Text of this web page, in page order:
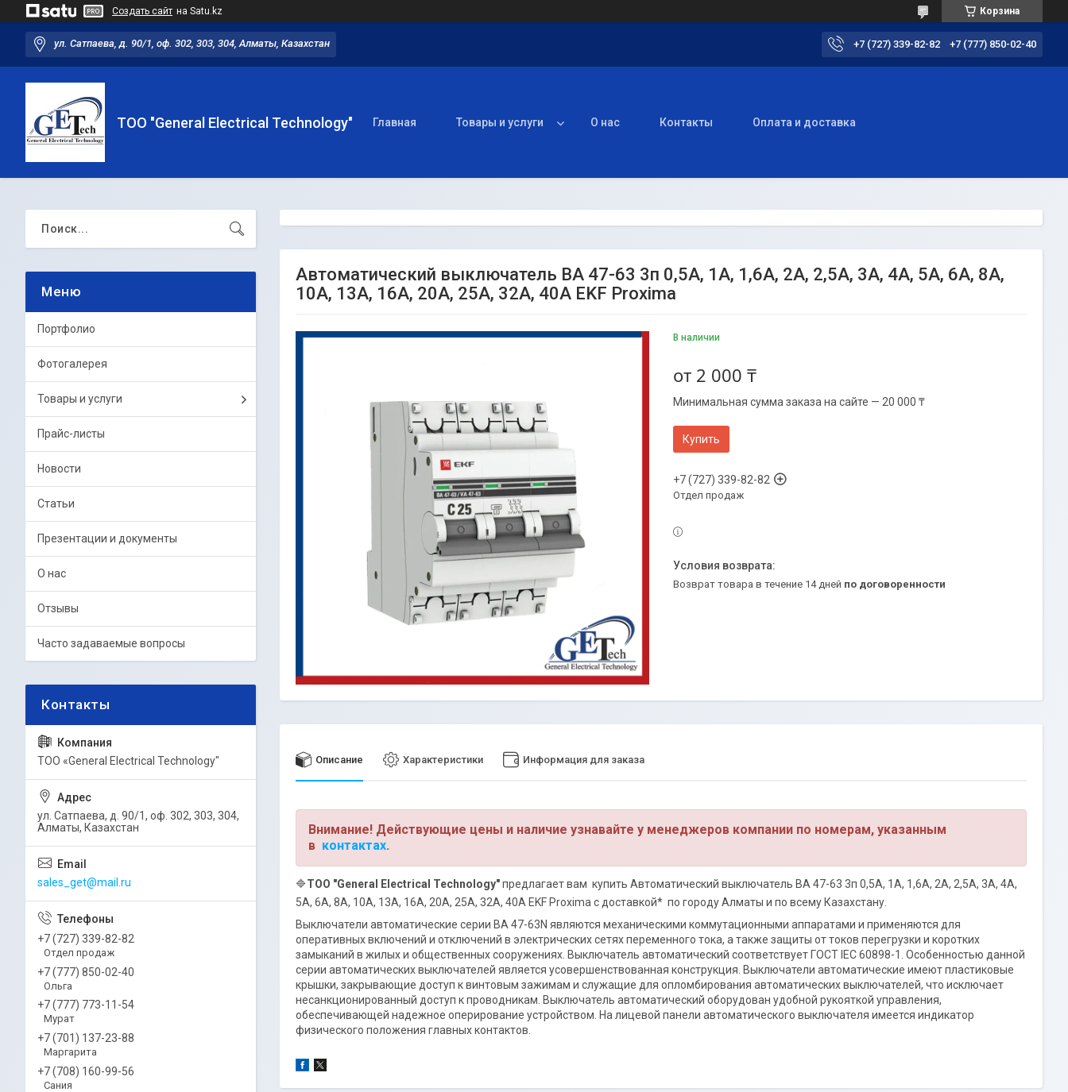
Создать сайт на Satu.kz Корзина
ул. Сатпаева, д. 90/1, оф. 302, 303, 304, Алматы, Казахстан +7 (727) 339-82-82 +7 (777) 850-02-40
ТОО "General Electrical Technology" Главная Товары и услуги О нас Контакты Оплата и доставка
Автоматический выключатель ВА 47-63 3п 0,5А, 1А, 1,6А, 2А, 2,5А, 3А, 4А, 5А, 6А, 8А,
10А, 13А, 16А, 20А, 25А, 32А, 40А EKF Proxima
В наличии
от 2 000 ₸
Минимальная сумма заказа на сайте — 20 000 ₸
Купить
+7 (727) 339-82-82
Отдел продаж
возврат товара в течение 14 дней по договоренности
Описание Характеристики Информация для заказа
Внимание! Действующие цены и наличие узнавайте у менеджеров компании по номерам, указанным
в контактах.
🔷ТОО "General Electrical Technology"предлагает вам купить Автоматический выключатель ВА 47-63 3п 0,5А, 1А, 1,6А, 2А, 2,5А, 3А, 4А,
5А, 6А, 8А, 10А, 13А, 16А, 20А, 25А, 32А, 40А EKF Proxima с доставкой* по городу Алматы и по всему Казахстану.
Выключатели автоматические серии ВА 47-63N являются механичеcкими коммутационными аппаратами и применяются для
оперативных включений и отключений в электрических сетях переменного тока, а также защиты от токов перегрузки и коротких
замыканий в жилых и общественных сооружениях. Выключатель автоматический соответствует ГОСТ IEC 60898-1. Особенностью данной
серии автоматических выключателей является усовершенствованная конструкция. Выключатели автоматические имеют пластиковые
крышки, закрывающие доступ к винтовым зажимам и служащие для опломбирования автоматических выключателей, что исключает
несанкционированный доступ к проводникам. Выключатель автоматический оборудован удобной рукояткой управления,
обеспечивающей надежное оперирование устройством. На лицевой панели автоматического выключателя имеется индикатор
физического положения главных контактов.
Портфолио
Фотогалерея
Товары и услуги
Прайс-листы
Новости
Статьи
Презентации и документы
О нас
Отзывы
Часто задаваемые вопросы
ТОО «General Electrical Technology"
ул. Сатпаева, д. 90/1, оф. 302, 303, 304,
Алматы, Казахстан
sales_get@mail.ru
+7 (727) 339-82-82
Отдел продаж
+7 (777) 850-02-40
Ольга
+7 (777) 773-11-54
Мурат
+7 (701) 137-23-88
Маргарита
+7 (708) 160-99-56
Сания